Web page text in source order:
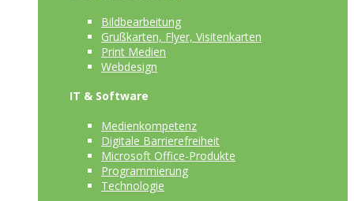
Bildbearbeitung
Grußkarten, Flyer, Visitenkarten
Print Medien
Webdesign
IT & Software
Medienkompetenz
Digitale Barrierefreiheit
Microsoft Office-Produkte
Programmierung
Technologie